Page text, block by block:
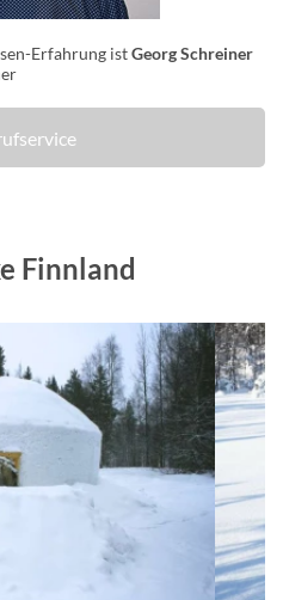
Erfahrung istGeorg Schreiner
Finnland